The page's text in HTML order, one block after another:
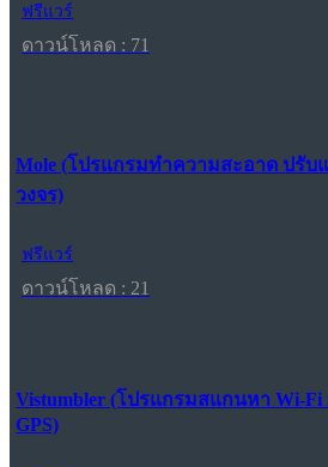
ฟรีแวร์
ดาวน์โหลด : 71
Mole (โปรแกรมทำความสะอาด ปรับ
วงจร)
ฟรีแวร์
ดาวน์โหลด : 21
Vistumbler (โปรแกรมสแกนหา Wi-Fi
GPS)